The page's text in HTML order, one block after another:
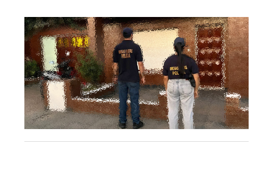
El
único
DIARIO
Balcarce
Inicio